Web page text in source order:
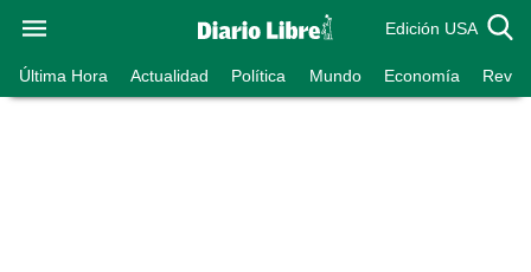
Edición USA
Última Hora Actualidad Política Mundo Economía